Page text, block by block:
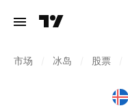
市场 冰岛 股票